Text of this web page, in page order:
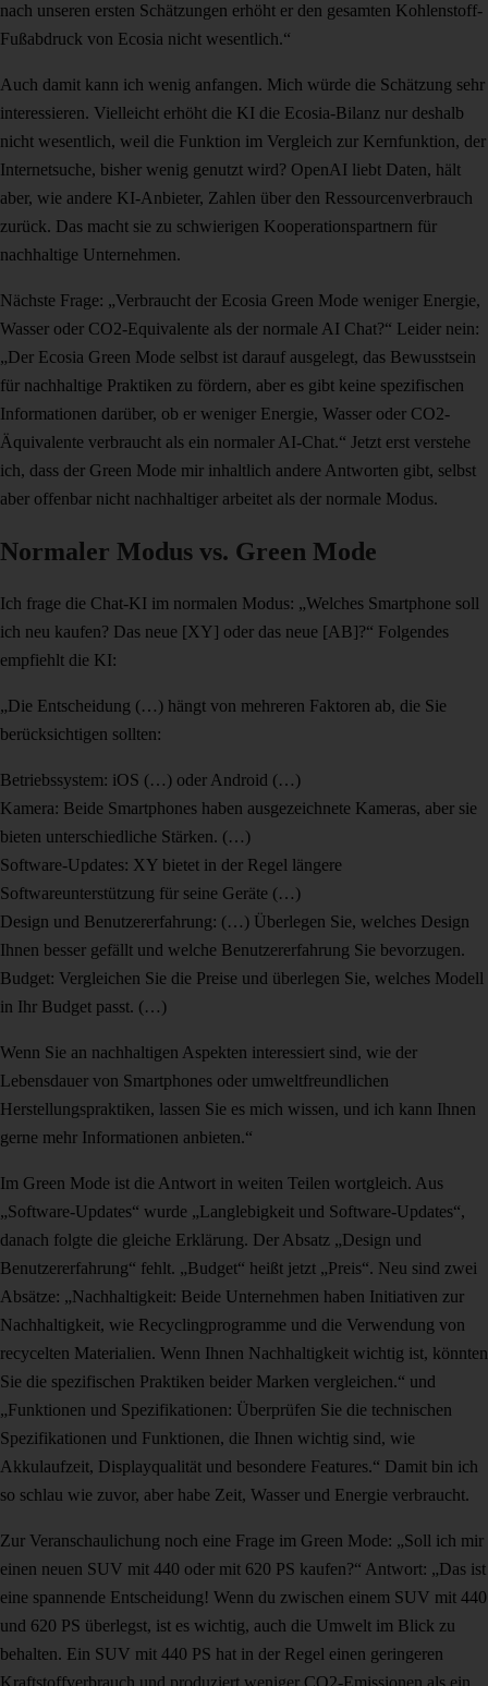
nach unseren ersten Schätzungen erhöht er den gesamten Kohlenstoff-
Fußabdruck von Ecosia nicht wesentlich.“
Auch damit kann ich wenig anfangen. Mich würde die Schätzung sehr
interessieren. Vielleicht erhöht die KI die Ecosia-Bilanz nur deshalb
nicht wesentlich, weil die Funktion im Vergleich zur Kernfunktion, der
Internetsuche, bisher wenig genutzt wird? OpenAI liebt Daten, hält
aber, wie andere KI-Anbieter, Zahlen über den Ressourcenverbrauch
zurück. Das macht sie zu schwierigen Kooperationspartnern für
nachhaltige Unternehmen.
Nächste Frage: „Verbraucht der Ecosia Green Mode weniger Energie,
Wasser oder CO2-Equivalente als der normale AI Chat?“ Leider nein:
„Der Ecosia Green Mode selbst ist darauf ausgelegt, das Bewusstsein
für nachhaltige Praktiken zu fördern, aber es gibt keine spezifischen
Informationen darüber, ob er weniger Energie, Wasser oder CO2-
Äquivalente verbraucht als ein normaler AI-Chat.“ Jetzt erst verstehe
ich, dass der Green Mode mir inhaltlich andere Antworten gibt, selbst
aber offenbar nicht nachhaltiger arbeitet als der normale Modus.
Normaler Modus vs. Green Mode
Ich frage die Chat-KI im normalen Modus: „Welches Smartphone soll
ich neu kaufen? Das neue [XY] oder das neue [AB]?“ Folgendes
empfiehlt die KI:
„Die Entscheidung (…) hängt von mehreren Faktoren ab, die Sie
berücksichtigen sollten:
Betriebssystem: iOS (…) oder Android (…)
Kamera: Beide Smartphones haben ausgezeichnete Kameras, aber sie
bieten unterschiedliche Stärken. (…)
Software-Updates: XY bietet in der Regel längere
Softwareunterstützung für seine Geräte (…)
Design und Benutzererfahrung: (…) Überlegen Sie, welches Design
Ihnen besser gefällt und welche Benutzererfahrung Sie bevorzugen.
Budget: Vergleichen Sie die Preise und überlegen Sie, welches Modell
in Ihr Budget passt. (…)
Wenn Sie an nachhaltigen Aspekten interessiert sind, wie der
Lebensdauer von Smartphones oder umweltfreundlichen
Herstellungspraktiken, lassen Sie es mich wissen, und ich kann Ihnen
gerne mehr Informationen anbieten.“
Im Green Mode ist die Antwort in weiten Teilen wortgleich. Aus
„Software-Updates“ wurde „Langlebigkeit und Software-Updates“,
danach folgte die gleiche Erklärung. Der Absatz „Design und
Benutzererfahrung“ fehlt. „Budget“ heißt jetzt „Preis“. Neu sind zwei
Absätze: „Nachhaltigkeit: Beide Unternehmen haben Initiativen zur
Nachhaltigkeit, wie Recyclingprogramme und die Verwendung von
recycelten Materialien. Wenn Ihnen Nachhaltigkeit wichtig ist, könnten
Sie die spezifischen Praktiken beider Marken vergleichen.“ und
„Funktionen und Spezifikationen: Überprüfen Sie die technischen
Spezifikationen und Funktionen, die Ihnen wichtig sind, wie
Akkulaufzeit, Displayqualität und besondere Features.“ Damit bin ich
so schlau wie zuvor, aber habe Zeit, Wasser und Energie verbraucht.
Zur Veranschaulichung noch eine Frage im Green Mode: „Soll ich mir
einen neuen SUV mit 440 oder mit 620 PS kaufen?“ Antwort: „Das ist
eine spannende Entscheidung! Wenn du zwischen einem SUV mit 440
und 620 PS überlegst, ist es wichtig, auch die Umwelt im Blick zu
behalten. Ein SUV mit 440 PS hat in der Regel einen geringeren
Kraftstoffverbrauch und produziert weniger CO2-Emissionen als ein